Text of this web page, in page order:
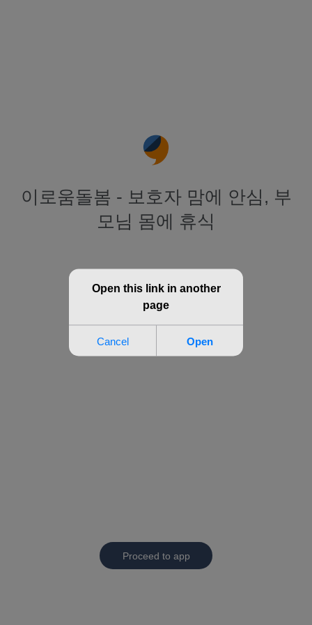
이로움돌봄 - 보호자 맘에 안심, 부
모님 몸에 휴식
Proceed to app